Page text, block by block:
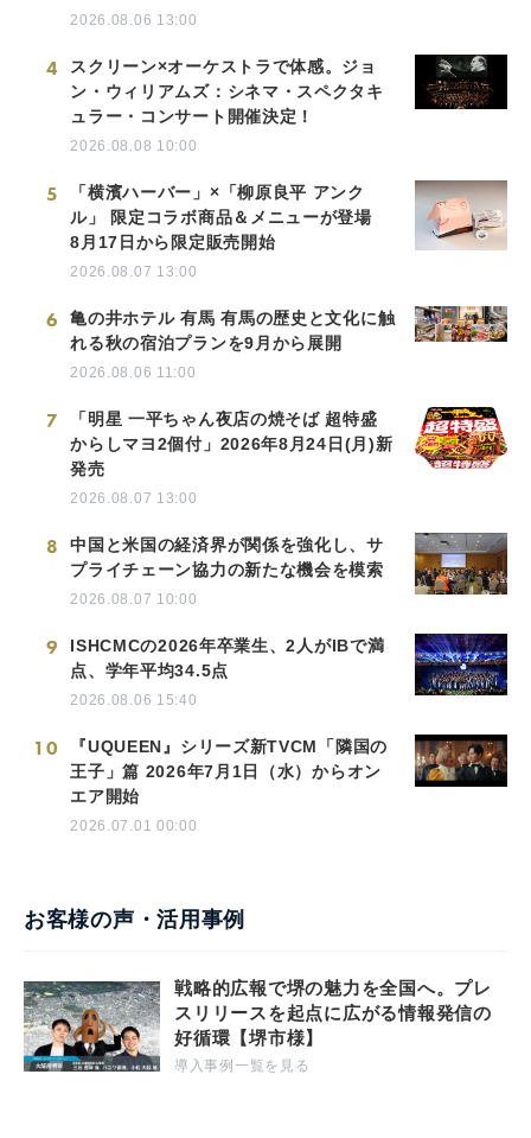
2026.08.06 13:00
4
スクリーン×オーケストラで体感。ジョ
ン・ウィリアムズ：シネマ・スペクタキ
ュラー・コンサート開催決定！
2026.08.08 10:00
5
「横濱ハーバー」×「柳原良平 アンク
ル」 限定コラボ商品＆メニューが登場
8月17日から限定販売開始
2026.08.07 13:00
6
亀の井ホテル 有馬 有馬の歴史と文化に触
れる秋の宿泊プランを9月から展開
2026.08.06 11:00
7
「明星 一平ちゃん夜店の焼そば 超特盛
からしマヨ2個付」2026年8月24日(月)新
発売
2026.08.07 13:00
8
中国と米国の経済界が関係を強化し、サ
プライチェーン協力の新たな機会を模索
2026.08.07 10:00
9
ISHCMCの2026年卒業生、2人がIBで満
点、学年平均34.5点
2026.08.06 15:40
10
『UQUEEN』シリーズ新TVCM「隣国の
王子」篇 2026年7月1日（水）からオン
エア開始
2026.07.01 00:00
お客様の声・活用事例
戦略的広報で堺の魅力を全国へ。プレ
スリリースを起点に広がる情報発信の
好循環【堺市様】
導入事例一覧を見る